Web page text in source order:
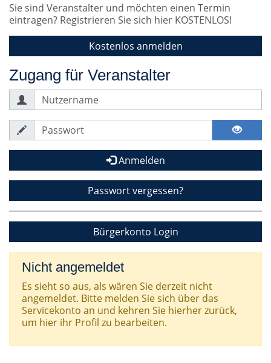
Sie sind Veranstalter und möchten einen Termin
eintragen? Registrieren Sie sich hier KOSTENLOS!
Kostenlos anmelden
Zugang für Veranstalter
Anmelden
Passwort vergessen?
Bürgerkonto Login
Nicht angemeldet
Es sieht so aus, als wären Sie derzeit nicht
angemeldet. Bitte melden Sie sich über das
Servicekonto an und kehren Sie hierher zurück,
um hier ihr Profil zu bearbeiten.